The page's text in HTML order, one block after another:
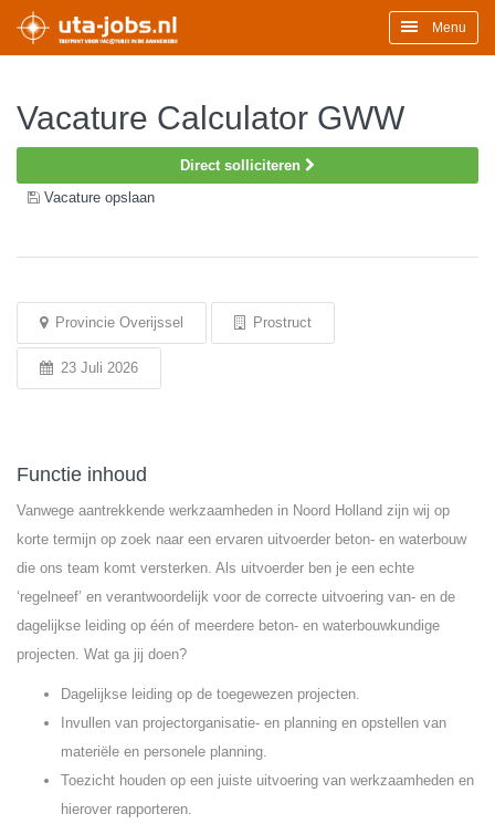
Menu
Vacature Calculator GWW
Direct solliciteren
Vacature opslaan
Provincie Overijssel Prostruct
23 Juli 2026
Functie inhoud
Vanwege aantrekkende werkzaamheden in Noord Holland zijn wij op
korte termijn op zoek naar een ervaren uitvoerder beton- en waterbouw
die ons team komt versterken. Als uitvoerder ben je een echte
‘regelneef’ en verantwoordelijk voor de correcte uitvoering van- en de
dagelijkse leiding op één of meerdere beton- en waterbouwkundige
projecten. Wat ga jij doen?
Dagelijkse leiding op de toegewezen projecten.
Invullen van projectorganisatie- en planning en opstellen van
materiële en personele planning.
Toezicht houden op een juiste uitvoering van werkzaamheden en
hierover rapporteren.